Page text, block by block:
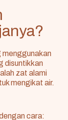
menggunakan
disuntikkan
zat alami
mengikat air.
cara: